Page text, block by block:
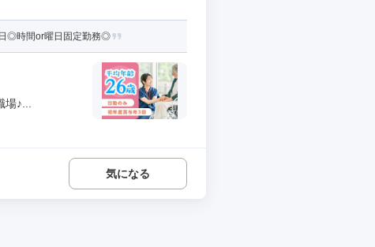
◎時間or曜日固定勤務◎
♪...
気になる